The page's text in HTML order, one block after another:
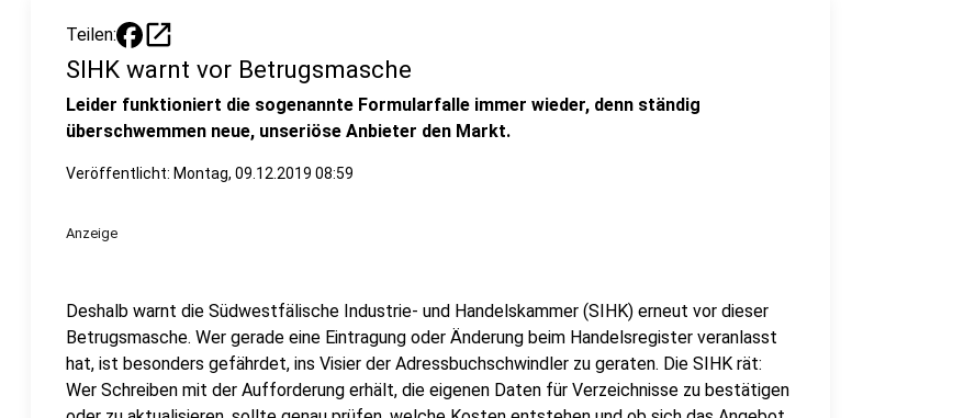
Teilen: open_in_new
SIHK warnt vor Betrugsmasche
Leider funktioniert die sogenannte Formularfalle immer wieder, denn ständig
überschwemmen neue, unseriöse Anbieter den Markt.
Veröffentlicht: Montag, 09.12.2019 08:59
Anzeige
Deshalb warnt die Südwestfälische Industrie- und Handelskammer (SIHK) erneut vor dieser
Betrugsmasche. Wer gerade eine Eintragung oder Änderung beim Handelsregister veranlasst
hat, ist besonders gefährdet, ins Visier der Adressbuchschwindler zu geraten. Die SIHK rät:
Wer Schreiben mit der Aufforderung erhält, die eigenen Daten für Verzeichnisse zu bestätigen